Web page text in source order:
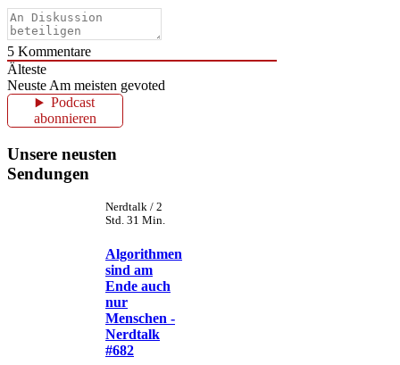
5 Kommentare
Älteste
Neuste Am meisten gevoted
Podcast
abonnieren
Unsere neusten
Sendungen
Nerdtalk / 2
Std. 31 Min.
Algorithmen
sind am
Ende auch
nur
Menschen -
Nerdtalk
#682